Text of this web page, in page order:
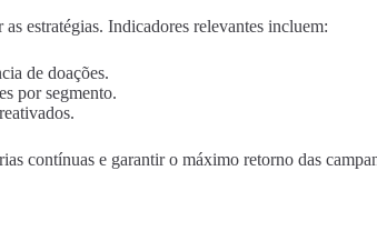
estratégias. Indicadores relevantes incluem:
de doações.
por segmento.
contínuas e garantir o máximo retorno das